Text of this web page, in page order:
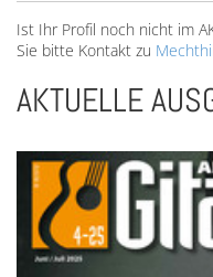
Ist Ihr Profil noch nicht im
Sie bitte Kontakt zu
AKTUELLE